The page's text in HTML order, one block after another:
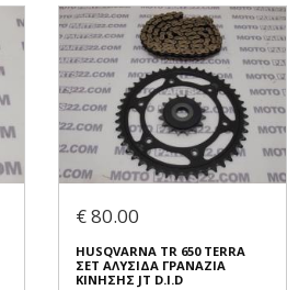
€ 80.00
HUSQVARNA TR 650 TERRA
ΣΕΤ ΑΛΥΣΙΔΑ ΓΡΑΝΑΖΙΑ
ΚΙΝΗΣΗΣ JT D.I.D